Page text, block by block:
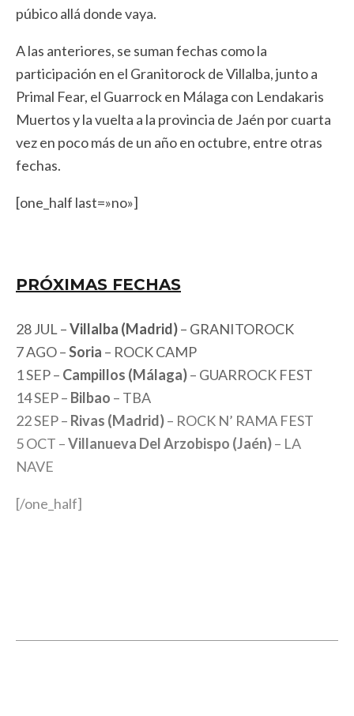
púbico allá donde vaya.
A las anteriores, se suman fechas como la
participación en el Granitorock de Villalba, junto a
Primal Fear, el Guarrock en Málaga con Lendakaris
Muertos y la vuelta a la provincia de Jaén por cuarta
vez en poco más de un año en octubre, entre otras
fechas.
[one_half last=»no»]
PRÓXIMAS FECHAS
28 JUL –Villalba (Madrid)– GRANITOROCK
7 AGO –Soria – ROCK CAMP
1 SEP – Campillos (Málaga)– GUARROCK FEST
14 SEP – Bilbao – TBA
22 SEP – Rivas (Madrid)– ROCK N’ RAMA FEST
5 OCT –Villanueva Del Arzobispo (Jaén)– LA
NAVE
[/one_half]